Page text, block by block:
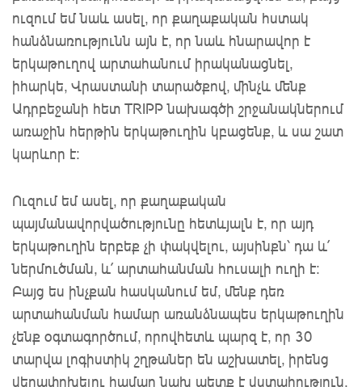
ուզում եմ նաև ասել, որ քաղաքական հստակ
հանձնառությունն այն է, որ նաև հնարավոր է
երկաթուղով արտահանում իրականացնել,
իհարկե, Վրաստանի տարածքով, մինչև մենք
Ադրբեջանի հետ TRIPP նախագծի շրջանակներում
առաջին հերթին երկաթուղին կբացենք, և սա շատ
կարևոր է:
Ուզում եմ ասել, որ քաղաքական
պայմանավորվածությունը հետևյալն է, որ այդ
երկաթուղին երբեք չի փակվելու, այսինքն՝ դա և՛
ներմուծման, և՛ արտահանման հուսալի ուղի է:
Բայց ես ինչքան հասկանում եմ, մենք դեռ
արտահանման համար առանձնապես երկաթուղին
չենք օգտագործում, որովհետև պարզ է, որ 30
տարվա լոգիստիկ շղթաներ են աշխատել, իրենց
վերափոխելու համար նախ պետք է վստահություն,